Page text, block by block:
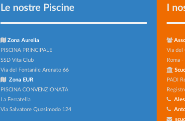
Le nostre Piscine
Zona Aurelia
PISCINA PRINCIPALE
SSD Vita Club
Via del Fontanile Arenato 66
Zona EUR
PISCINA CONVENZIONATA
La Ferratella
Via Salvatore Quasimodo 124
I
Via del
Roma
PADI